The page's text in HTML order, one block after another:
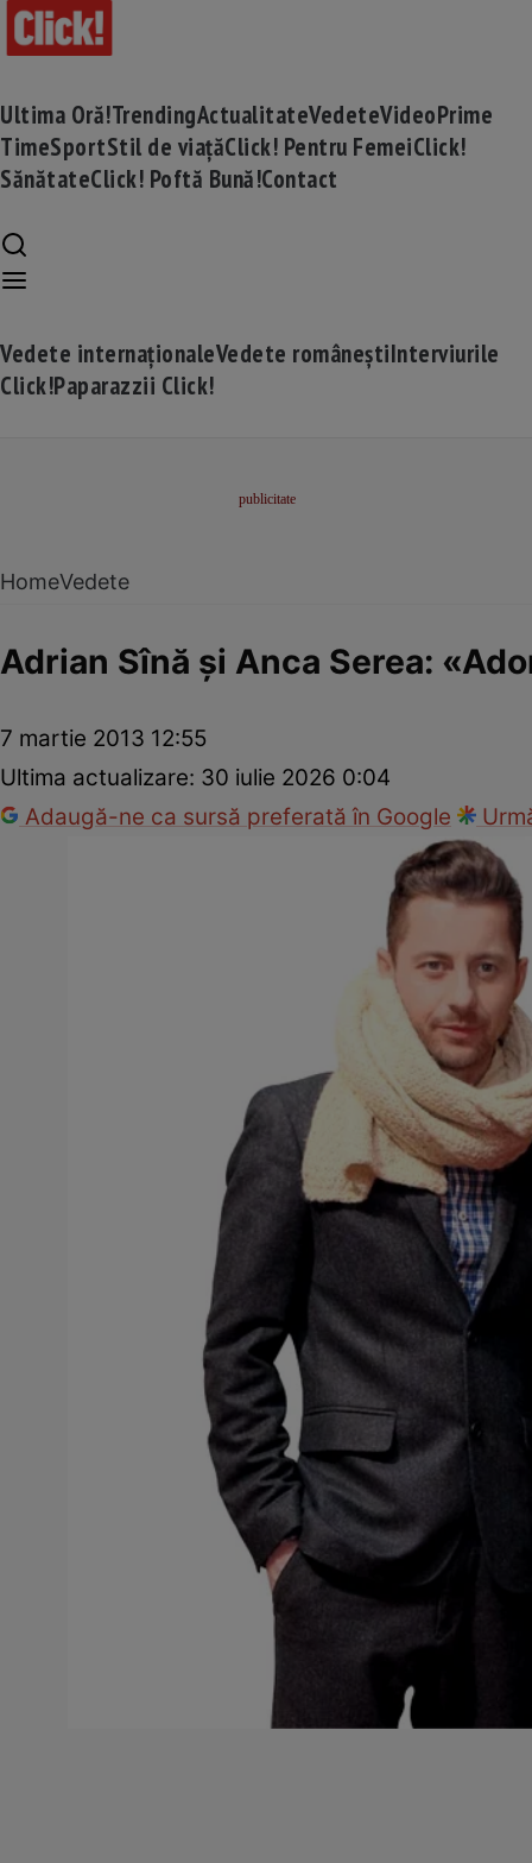
Ultima Oră!TrendingActualitateVedeteVideoPrime
TimeSportStil de viațăClick! Pentru FemeiClick!
SănătateClick! Poftă Bună!Contact
Vedete internaționaleVedete româneștiInterviurile
Click!Paparazzii Click!
HomeVedete
Adrian Sînă şi Anca Serea:
7 martie 2013 12:55
Ultima actualizare: 30 iulie 2026 0:04
Adaugă-ne ca sursă preferată în Google